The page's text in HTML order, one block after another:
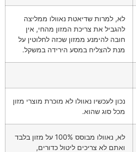
לא, למרות שדיאטת נאוולו ממליצה
להגביל את צריכת המזון מהחי, אין
חובה להימנע ממזון שכזה לחלוטין על
מנת להצליח במסע הירידה במשקל.
נכון לעכשיו נאוולו לא מוכרת מוצרי מזון
מכל סוג שהוא.
לא, נאוולו מבוסס 100% על מזון בלבד
ואתם לא צריכים ליטול כדורים,